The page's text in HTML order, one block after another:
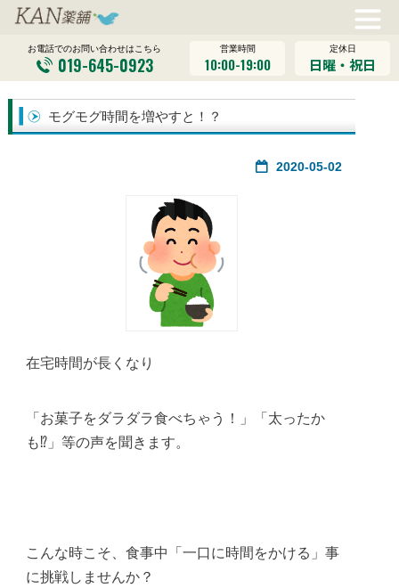
お電話でのお問い合わせはこちら
019-645-0923
営業時間
10:00-19:00
定休日
日曜・祝日
モグモグ時間を増やすと！？
2020-05-02
在宅時間が長くなり
「お菓子をダラダラ食べちゃう！」「太ったか
も⁉︎」等の声を聞きます。
こんな時こそ、食事中「一口に時間をかける」事
に挑戦しませんか？